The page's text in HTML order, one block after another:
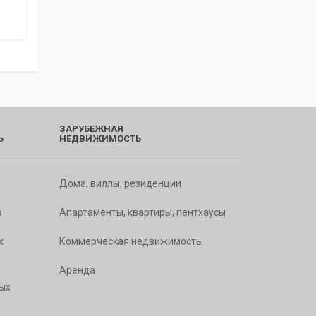
ЗАРУБЕЖНАЯ
НЕДВИЖИМОСТЬ
Дома, виллы, резиденции
Апартаменты, квартиры, пентхаусы
Коммерческая недвижимость
Аренда